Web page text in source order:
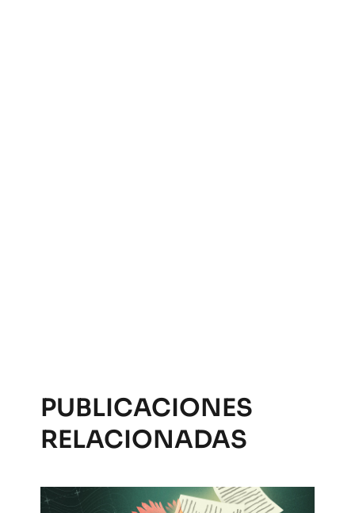
PUBLICACIONES
RELACIONADAS